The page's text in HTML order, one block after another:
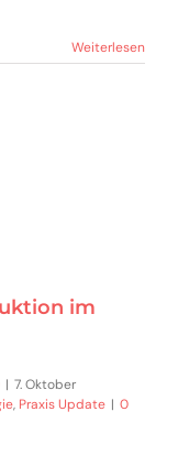
Weiterlesen
im
| 7. Oktober
, Praxis Update | 0